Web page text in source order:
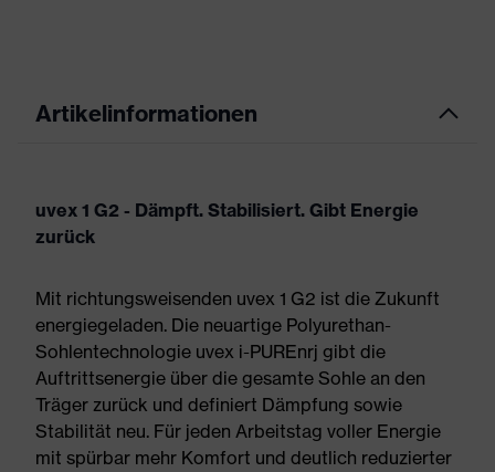
Artikelinformationen
uvex 1 G2 - Dämpft. Stabilisiert. Gibt Energie
zurück
Mit richtungsweisenden uvex 1 G2 ist die Zukunft
energiegeladen. Die neuartige Polyurethan-
Sohlentechnologie uvex i-PUREnrj gibt die
Auftrittsenergie über die gesamte Sohle an den
Träger zurück und definiert Dämpfung sowie
Stabilität neu. Für jeden Arbeitstag voller Energie
mit spürbar mehr Komfort und deutlich reduzierter